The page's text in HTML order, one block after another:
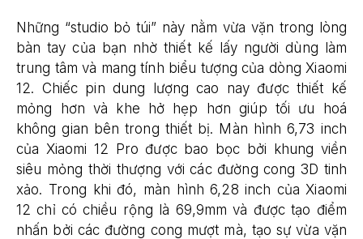
Những “studio bỏ túi” này nằm vừa vặn trong lòng
bàn tay của bạn nhờ thiết kế lấy người dùng làm
trung tâm và mang tính biểu tượng của dòng Xiaomi
12. Chiếc pin dung lượng cao nay được thiết kế
mỏng hơn và khe hở hẹp hơn giúp tối ưu hoá
không gian bên trong thiết bị. Màn hình 6,73 inch
của Xiaomi 12 Pro được bao bọc bởi khung viền
siêu mỏng thời thượng với các đường cong 3D tinh
xảo. Trong khi đó, màn hình 6,28 inch của Xiaomi
12 chỉ có chiều rộng là 69,9mm và được tạo điểm
nhấn bởi các đường cong mượt mà, tạo sự vừa vặn